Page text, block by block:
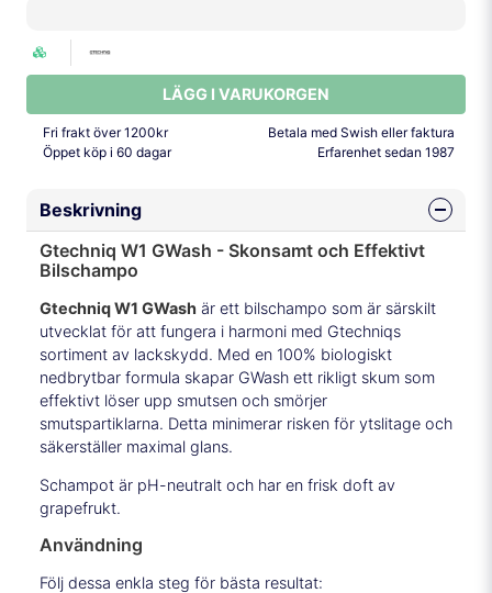
LÄGG I VARUKORGEN
Fri frakt över 1200kr
Betala med Swish eller faktura
Öppet köp i 60 dagar
Erfarenhet sedan 1987
Beskrivning
Gtechniq W1 GWash - Skonsamt och Effektivt
Bilschampo
Gtechniq W1 GWash är ett bilschampo som är särskilt
utvecklat för att fungera i harmoni med Gtechniqs
sortiment av lackskydd. Med en 100% biologiskt
nedbrytbar formula skapar GWash ett rikligt skum som
effektivt löser upp smutsen och smörjer
smutspartiklarna. Detta minimerar risken för ytslitage och
säkerställer maximal glans.
Schampot är pH-neutralt och har en frisk doft av
grapefrukt.
Användning
Följ dessa enkla steg för bästa resultat: